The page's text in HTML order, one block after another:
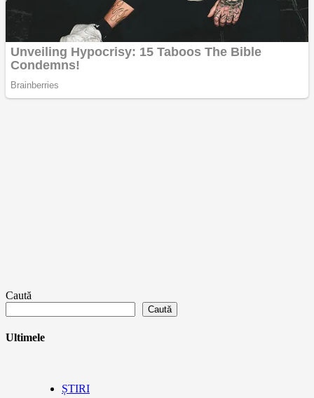
Caută
Caută
Ultimele
ȘTIRI